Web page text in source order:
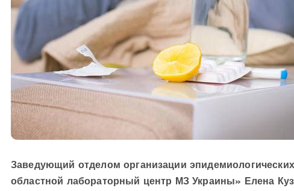
Заведующий отделом организации
областной лабораторный центр МЗ Украины» Елена